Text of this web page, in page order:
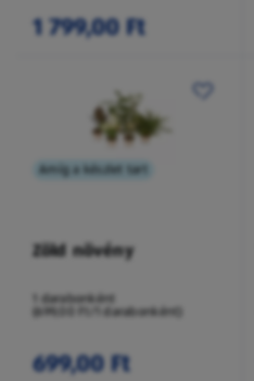
1 799,00 Ft
Amíg a készlet tart
Zöld növény
1 darabonként
(699,00 Ft/1 darabonként)
699,00 Ft